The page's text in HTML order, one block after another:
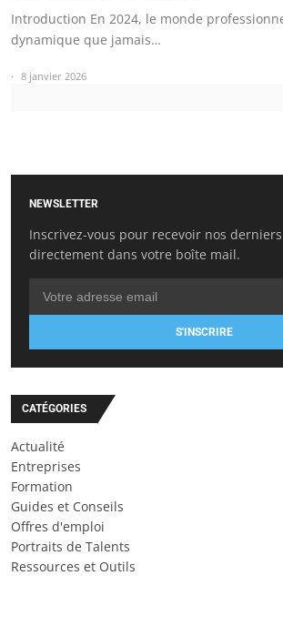
Introduction En 2024, le monde
dynamique que jamais…
8 janvier 2026
NEWSLETTER
Inscrivez-vous pour recevoir nos
directement dans votre boîte mail.
S'INSCRIRE
CATÉGORIES
Actualité
Entreprises
Formation
Guides et Conseils
Offres d'emploi
Portraits de Talents
Ressources et Outils